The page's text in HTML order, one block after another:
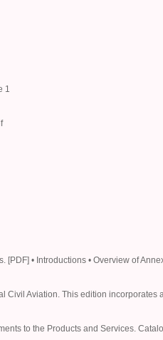
1
• Introductions • Overview of
Civil Aviation. This edition incorporates
to the Products and Services.